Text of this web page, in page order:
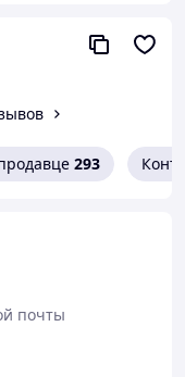
к
бочку 20
293
почты